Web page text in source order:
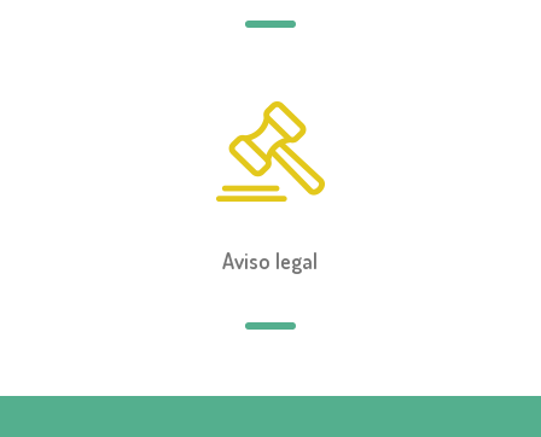
Aviso legal